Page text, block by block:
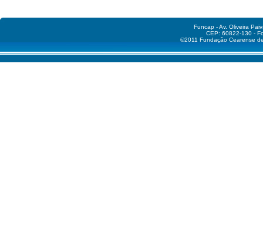
Funcap - Av. Oliveira
CEP: 60822-130 -
©2011 Fundação Cearense